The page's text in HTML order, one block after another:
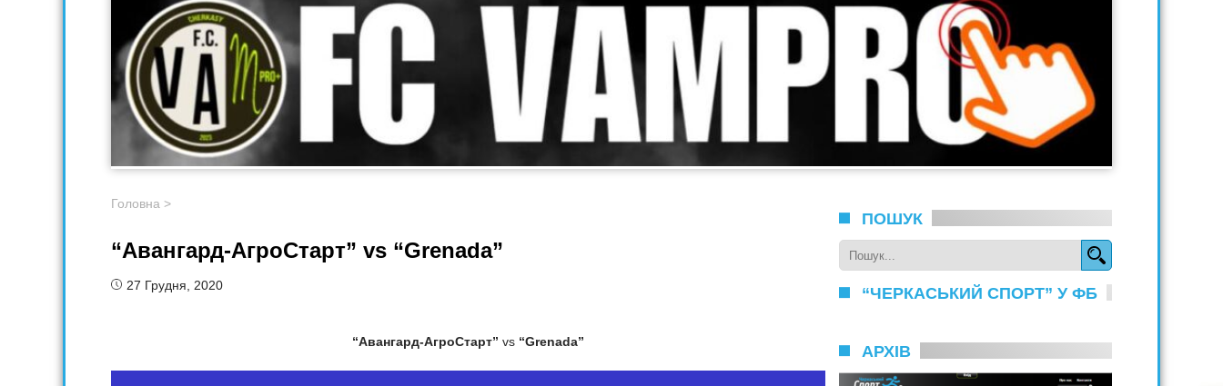
Головна >
“Авангард-АгроСтарт” vs “Grenada”
27 Грудня, 2020
“Авангард-АгроСтарт” vs “Grenada”
ПОШУК
“ЧЕРКАСЬКИЙ СПОРТ” У ФБ
АРХІВ